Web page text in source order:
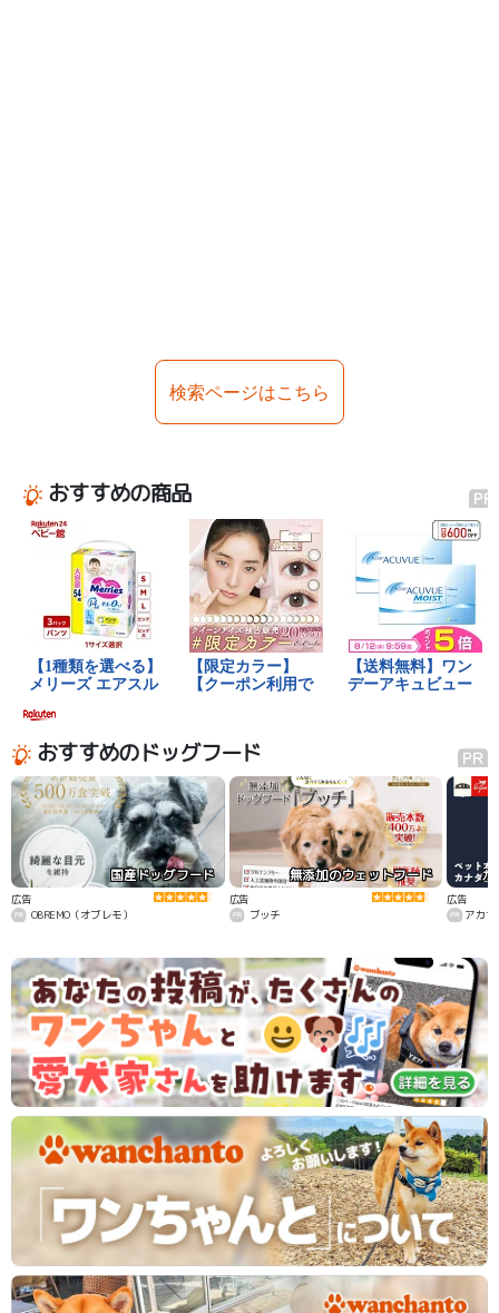
検索ページはこちら
おすすめの商品
おすすめのドッグフード
国産ドッグフード
広告
OBREMO（オブレモ）
無添加のウェットフード
広告
ブッチ
カ
広告
アカ